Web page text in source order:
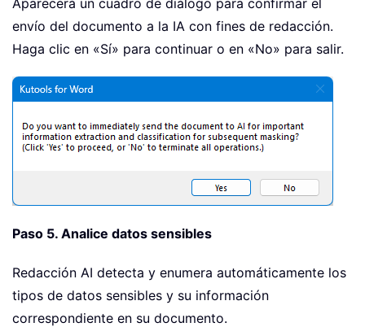
envío del documento a la IA con fines de redacción.
Haga clic en «Sí» para continuar o en «No» para salir.
Paso 5. Analice datos sensibles
Redacción AI detecta y enumera automáticamente los
tipos de datos sensibles y su información
correspondiente en su documento.